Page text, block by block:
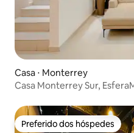
Casa ⋅ Monterrey
Casa Monterrey Sur,
Preferido dos hóspedes
Preferido dos hóspedes